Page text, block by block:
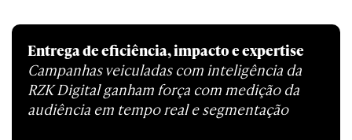
Entrega de eficiência, impacto e expertise
Campanhas veiculadas com inteligência da
RZK Digital ganham força com medição da
audiência em tempo real e segmentação